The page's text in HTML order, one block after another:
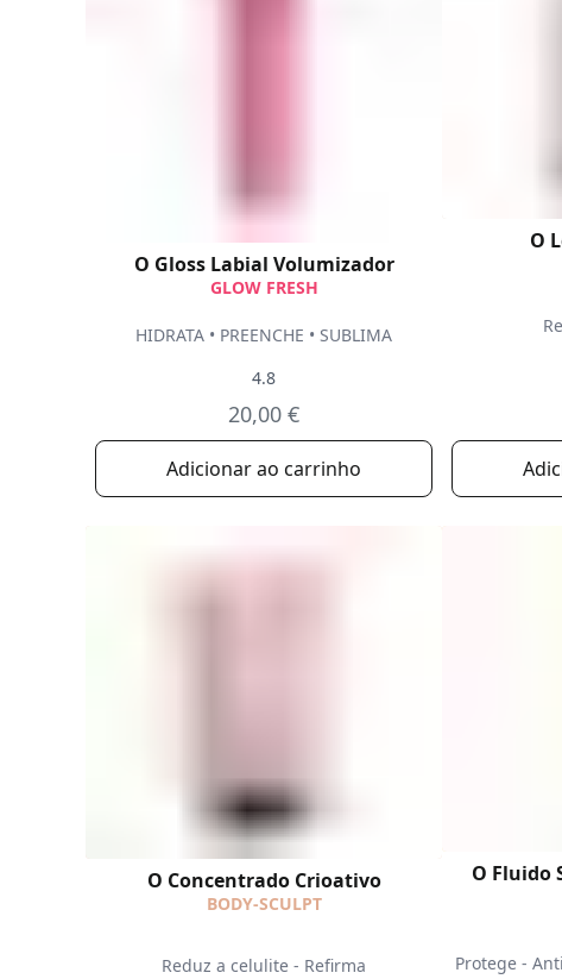
O Gloss Labial Volumizador
GLOW FRESH
HIDRATA • PREENCHE • SUBLIMA
4.8
20,00 €
Adicionar ao carrinho
O
O Concentrado Crioativo
BODY-SCULPT
Reduz a celulite - Refirma
O Fluido
Protege -